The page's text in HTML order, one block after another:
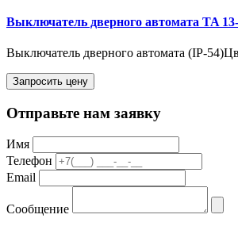
Выключатель дверного автомата TA
Выключатель дверного автомата (IP-
Запросить цену
Отправьте нам заявку
Имя
Телефон
Email
Сообщение